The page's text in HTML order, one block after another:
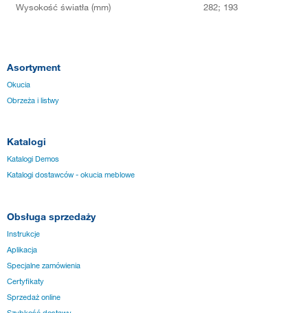
Wysokość światła (mm) 282; 193
Asortyment
Okucia
Obrzeża i listwy
Katalogi
Katalogi Demos
Katalogi dostawców - okucia meblowe
Obsługa sprzedaży
Instrukcje
Aplikacja
Specjalne zamówienia
Certyfikaty
Sprzedaż online